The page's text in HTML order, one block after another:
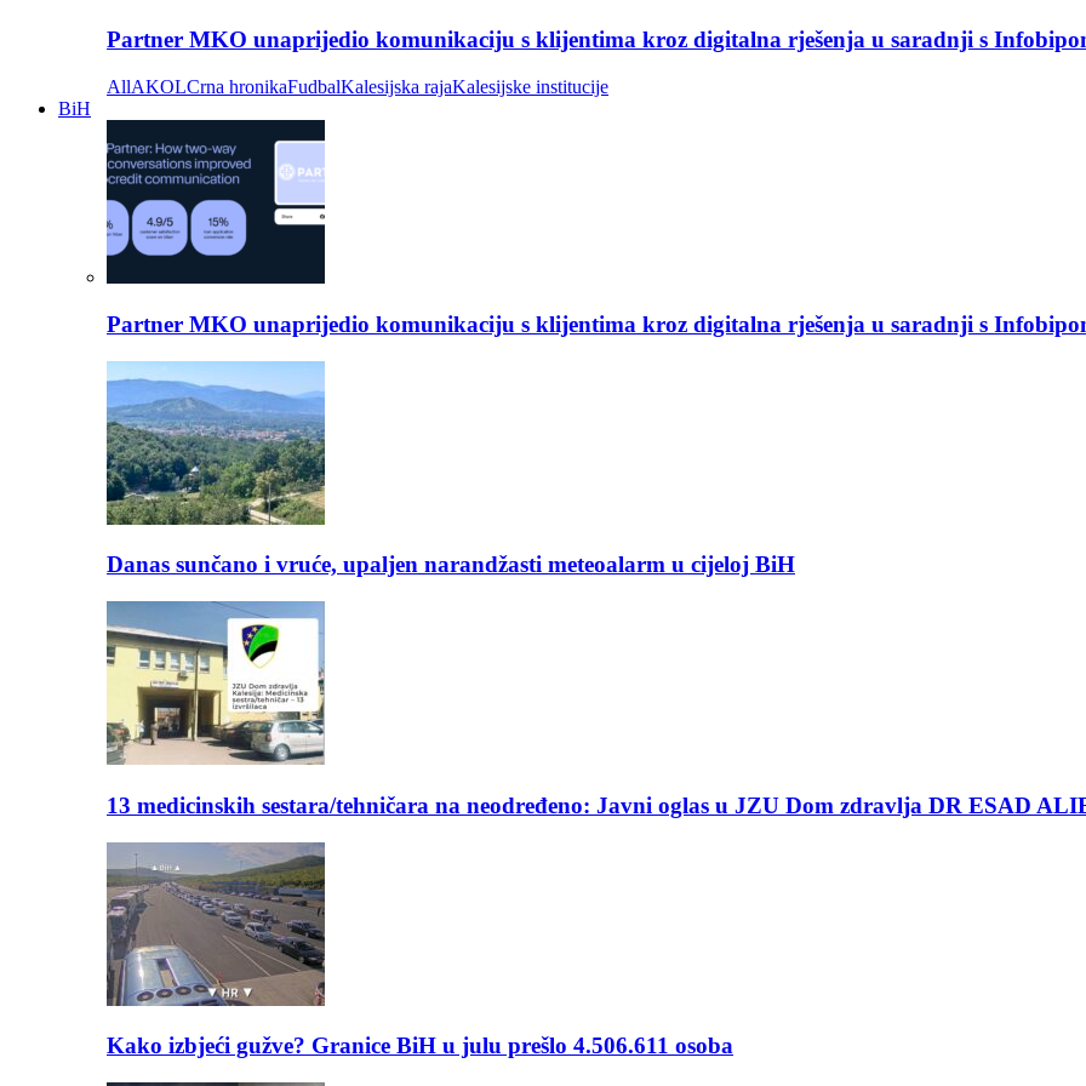
Partner MKO unaprijedio komunikaciju s klijentima kroz digitalna rješenja u saradnji s
AllAKOLCrna hronikaFudbalKalesijska rajaKalesijske institucije
BiH
Partner MKO unaprijedio komunikaciju s klijentima kroz digitalna rješenja u saradnji s
Danas sunčano i vruće, upaljen narandžasti meteoalarm u cijeloj BiH
13 medicinskih sestara/tehničara na neodređeno: Javni oglas u JZU Dom zdravlja DR ESAD
Kako izbjeći gužve? Granice BiH u julu prešlo 4.506.611 osoba